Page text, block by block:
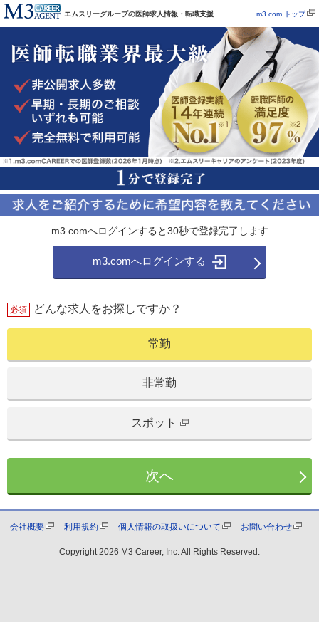
エムスリーグループの医師求人情報・転職支援 m3.com トップ
m3.comへログインすると30秒で登録完了します
m3.comへログインする
必須 どんな求人をお探しですか？
常勤
非常勤
スポット
次へ
Copyright2026 M3 Career, Inc. All Rights Reserved.
会社概要 利用規約 個人情報の取扱いについて お問い合わせ